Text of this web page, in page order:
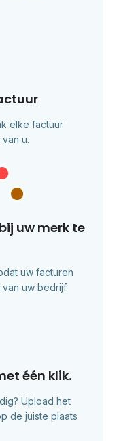
elke factuur
u.
uw merk te
uw facturen
uw bedrijf.
één klik.
Upload het
de juiste plaats